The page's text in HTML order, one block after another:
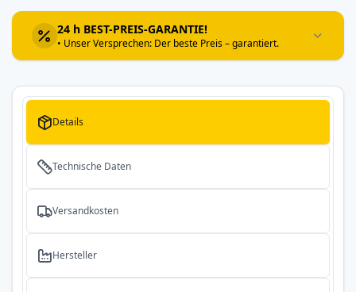
24 h BEST-PREIS-GARANTIE!
• Unser Versprechen: Der beste Preis – garantiert.
Details
Technische Daten
Versandkosten
Hersteller